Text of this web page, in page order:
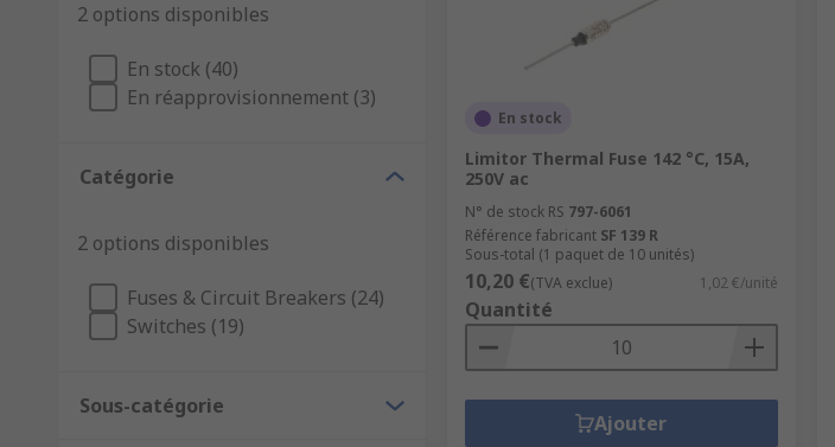
2 options disponibles
En stock (40)
En réapprovisionnement (3)
Catégorie
2 options disponibles
Fuses & Circuit Breakers (24)
Switches (19)
Sous-catégorie
En stock
Limitor Thermal Fuse 142 °C, 15A,
250V ac
N° de stock RS 797-6061
Référence fabricant SF 139 R
Sous-total (1 paquet de 10 unités)
10,20 €(TVA exclue) 1,02 €/unité
Quantité
Ajouter